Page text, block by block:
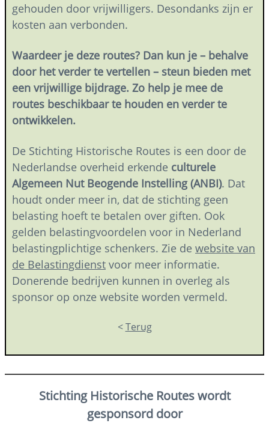
gehouden door vrijwilligers. Desondanks zijn er
kosten aan verbonden.
Waardeer je deze routes? Dan kun je – behalve
door het verder te vertellen – steun bieden met
een vrijwillige bijdrage. Zo help je mee de
routes beschikbaar te houden en verder te
ontwikkelen.
De Stichting Historische Routes is een door de
Nederlandse overheid erkende culturele
Algemeen Nut Beogende Instelling (ANBI). Dat
houdt onder meer in, dat de stichting geen
belasting hoeft te betalen over giften. Ook
gelden belastingvoordelen voor in Nederland
belastingplichtige schenkers. Zie de website van
de Belastingdienst voor meer informatie.
Donerende bedrijven kunnen in overleg als
sponsor op onze website worden vermeld.
<Terug
Stichting Historische Routes wordt
gesponsord door